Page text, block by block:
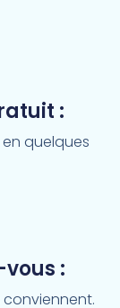
:
quelques
:
conviennent.